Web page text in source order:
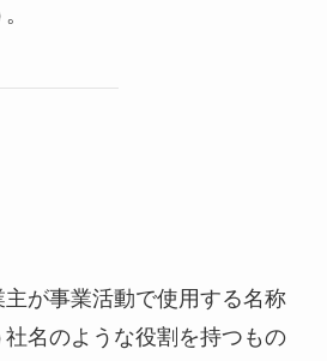
が事業活動で使用する名称
名のような役割を持つもの